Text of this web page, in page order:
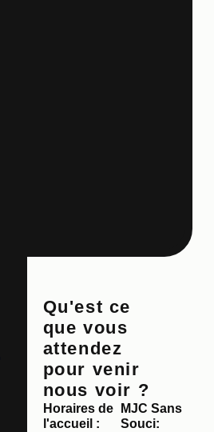
Qu'est ce
que vous
attendez
pour venir
nous voir ?
Horaires de
l'accueil :
MJC Sans
Souci: